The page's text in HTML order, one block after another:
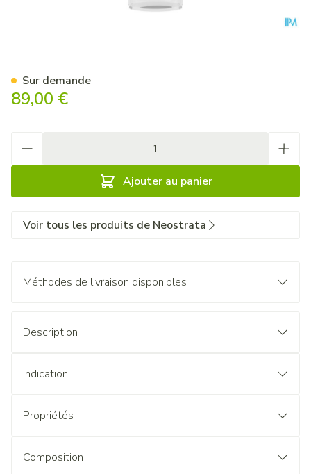
89,00 €
Ajouter au panier
Sur demande
Voir tous les produits de Neostrata
Méthodes de livraison disponibles
Description
Indication
Propriétés
Composition